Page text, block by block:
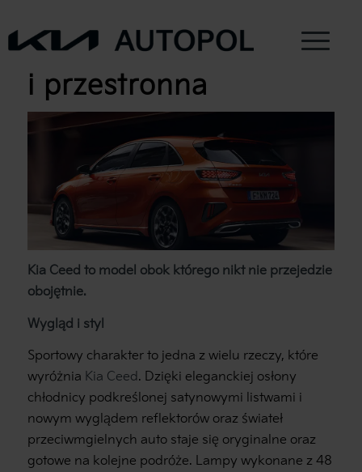
Kia Ceed – efektowna
i przestronna
Kia Ceed to model obok którego nikt nie przejedzie
obojętnie.
Wygląd i styl
Sportowy charakter to jedna z wielu rzeczy, które
wyróżnia Kia Ceed. Dzięki eleganckiej osłony
chłodnicy podkreślonej satynowymi listwami i
nowym wyglądem reflektorów oraz świateł
przeciwmgielnych auto staje się oryginalne oraz
gotowe na kolejne podróże. Lampy wykonane z 48